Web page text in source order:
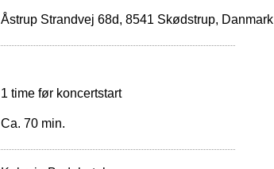
Åstrup Strandvej 68d, 8541 Skødstrup, Danmark
1 time før koncertstart
Ca. 70 min.